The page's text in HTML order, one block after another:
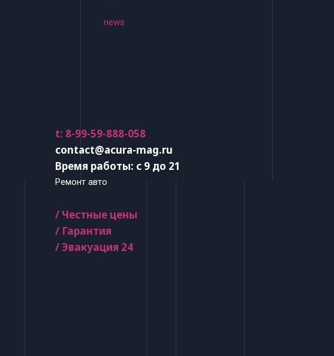
news
t: 8-99-59-888-058
contact@acura-mag.ru
Время работы: с 9 до 21
Ремонт авто
/ Честные цены
/ Гарантия
/ Эвакуация 24